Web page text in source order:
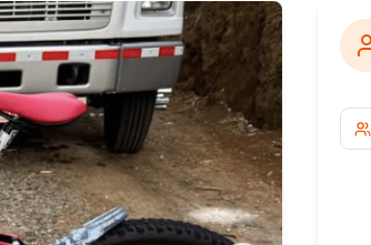
Moda y
Accesorios
Vacacionales
Actividades y Ocio
Jardín y
Ferretería y
Droguería
Surf & Océano